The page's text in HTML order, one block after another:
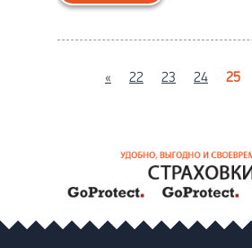
« 22 23 24 25